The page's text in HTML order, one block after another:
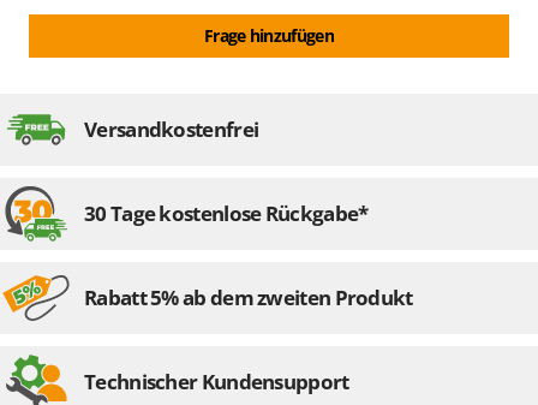
Frage hinzufügen
Versandkostenfrei
30 Tage kostenlose Rückgabe*
Rabatt 5% ab dem zweiten Produkt
Technischer Kundensupport